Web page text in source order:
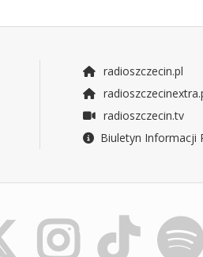
radioszczecin.pl
radioszczecin.tv
Biuletyn Informacji